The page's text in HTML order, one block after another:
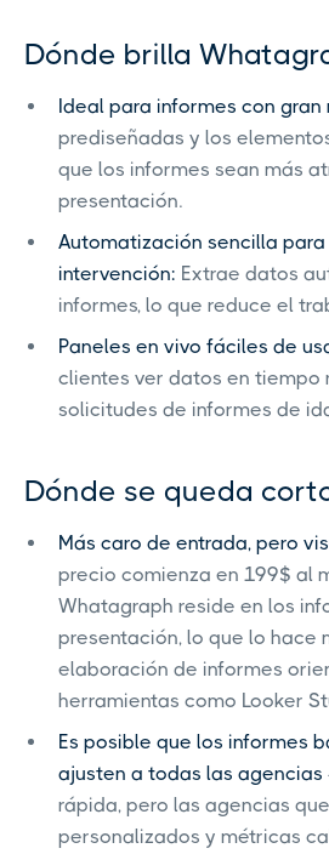
Dónde brilla
Ideal para informes con gran
prediseñadas y los
que los informes sean más
presentación.
Automatización sencilla
intervención: Extrae datos
informes, lo que reduce el
Paneles en vivo fáciles de
clientes ver datos en tiempo
solicitudes de informes de
Dónde se queda
Más caro de entrada, pero
precio comienza en 199$ al
Whatagraph reside en los
presentación, lo que lo hace
elaboración de informes
herramientas como Looker
Es posible que los informes
ajusten a todas las agencias
rápida, pero las agencias
personalizados y métricas